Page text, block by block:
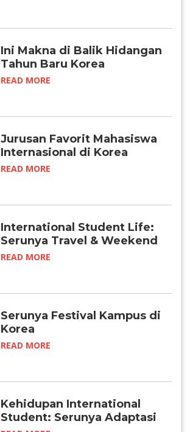
Ini Makna di Balik Hidangan
Tahun Baru Korea
READ MORE
Jurusan Favorit Mahasiswa
Internasional di Korea
READ MORE
International Student Life:
Serunya Travel & Weekend
Getaways di Korea
READ MORE
Serunya Festival Kampus di
Korea
READ MORE
Kehidupan International
Student: Serunya Adaptasi